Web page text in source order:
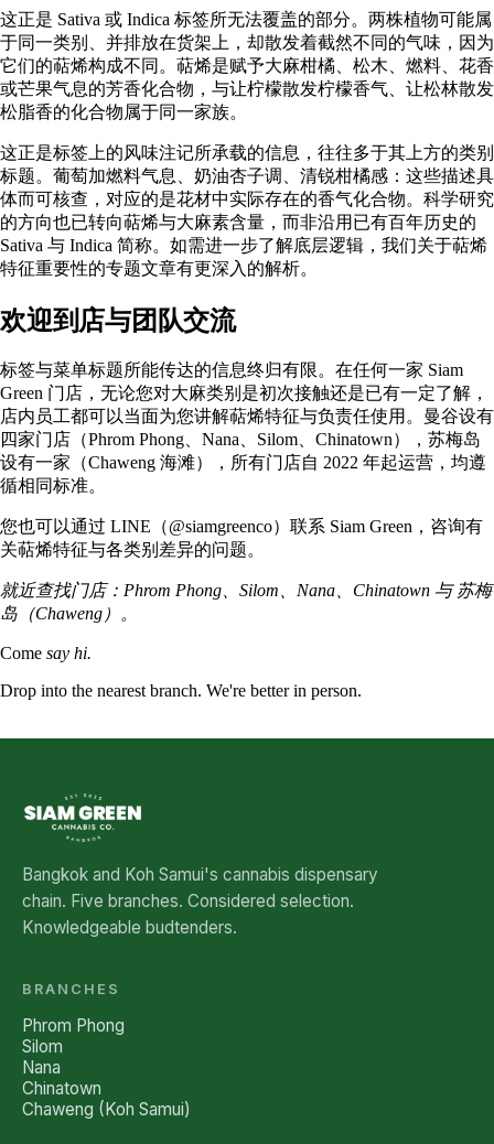
这正是 Sativa 或 Indica 标签所无法覆盖的部分。两株植物可能属
于同一类别、并排放在货架上，却散发着截然不同的气味，因为
它们的萜烯构成不同。萜烯是赋予大麻柑橘、松木、燃料、花香
或芒果气息的芳香化合物，与让柠檬散发柠檬香气、让松林散发
松脂香的化合物属于同一家族。
这正是标签上的风味注记所承载的信息，往往多于其上方的类别
标题。葡萄加燃料气息、奶油杏子调、清锐柑橘感：这些描述具
体而可核查，对应的是花材中实际存在的香气化合物。科学研究
的方向也已转向萜烯与大麻素含量，而非沿用已有百年历史的
Sativa 与 Indica 简称。如需进一步了解底层逻辑，我们关于萜烯
特征重要性的专题文章有更深入的解析。
欢迎到店与团队交流
标签与菜单标题所能传达的信息终归有限。在任何一家 Siam
Green 门店，无论您对大麻类别是初次接触还是已有一定了解，
店内员工都可以当面为您讲解萜烯特征与负责任使用。曼谷设有
四家门店（Phrom Phong、Nana、Silom、Chinatown），苏梅岛
设有一家（Chaweng 海滩），所有门店自 2022 年起运营，均遵
循相同标准。
您也可以通过 LINE（@siamgreenco）联系 Siam Green，咨询有
关萜烯特征与各类别差异的问题。
就近查找门店： Phrom Phong、 Silom、 Nana、 Chinatown 与 苏梅
岛（Chaweng） 。
Come say hi.
Drop into the nearest branch. We're better in person.
Bangkok and Koh Samui's cannabis dispensary
chain. Five branches. Considered selection.
Knowledgeable budtenders.
BRANCHES
Phrom Phong
Silom
Nana
Chinatown
Chaweng (Koh Samui)